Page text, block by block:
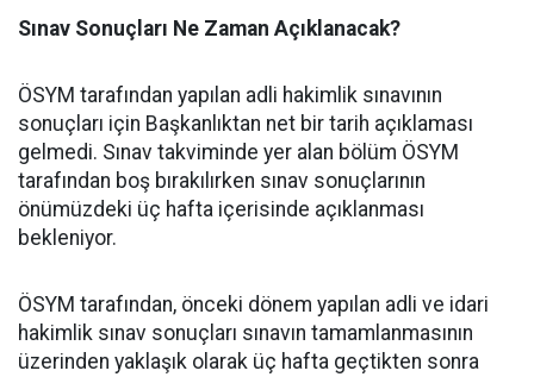
Sınav Sonuçları Ne Zaman Açıklanacak?
ÖSYM tarafından yapılan adli hakimlik sınavının
sonuçları için Başkanlıktan net bir tarih açıklaması
gelmedi. Sınav takviminde yer alan bölüm ÖSYM
tarafından boş bırakılırken sınav sonuçlarının
önümüzdeki üç hafta içerisinde açıklanması
bekleniyor.
ÖSYM tarafından, önceki dönem yapılan adli ve idari
hakimlik sınav sonuçları sınavın tamamlanmasının
üzerinden yaklaşık olarak üç hafta geçtikten sonra